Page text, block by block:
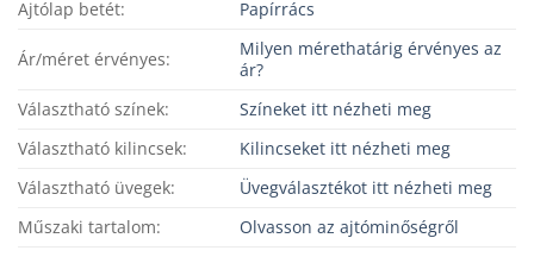
Ajtólap betét:
Papírrács
Ár/méret érvényes:
Milyen mérethatárig érvényes az
ár?
Választható színek:
Színeket itt nézheti meg
Választható kilincsek:
Kilincseket itt nézheti meg
Választható üvegek:
Üvegválasztékot itt nézheti meg
Műszaki tartalom:
Olvasson az ajtóminőségről